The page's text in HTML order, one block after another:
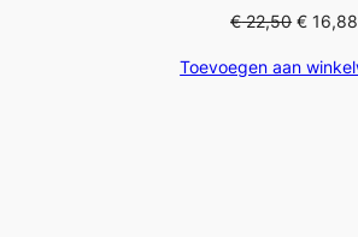
€22,50 € 16,88
Toevoegen aan